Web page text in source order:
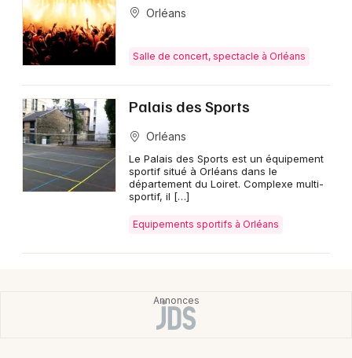
Orléans
Salle de concert, spectacle à Orléans
Palais des Sports
Orléans
Le Palais des Sports est un équipement
sportif situé à Orléans dans le
département du Loiret. Complexe multi-
sportif, il […]
Equipements sportifs à Orléans